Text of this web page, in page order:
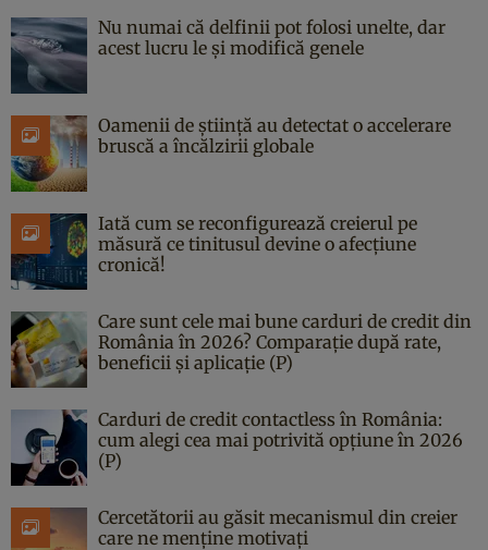
Nu numai că delfinii pot folosi unelte, dar
acest lucru le și modifică genele
Oamenii de știință au detectat o accelerare
bruscă a încălzirii globale
Iată cum se reconfigurează creierul pe
măsură ce tinitusul devine o afecțiune
cronică!
Care sunt cele mai bune carduri de credit din
România în 2026? Comparație după rate,
beneficii și aplicație (P)
Carduri de credit contactless în România:
cum alegi cea mai potrivită opțiune în 2026
(P)
Cercetătorii au găsit mecanismul din creier
care ne menține motivați